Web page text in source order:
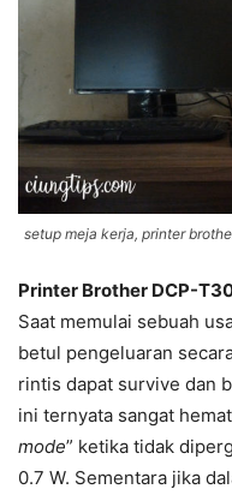
setup meja kerja, printer
Printer Brother DCP-
Saat memulai sebuah
betul pengeluaran
rintis dapat survive dan
ini ternyata sangat
mode” ketika tidak
0.7 W. Sementara jika